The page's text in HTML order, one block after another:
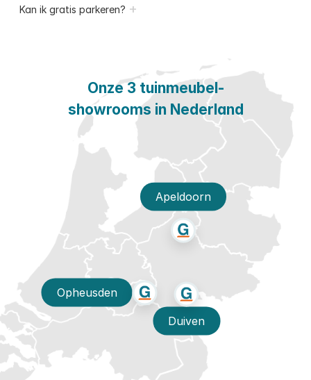
Kan ik gratis parkeren? +
Onze 3 tuinmeubel-
showrooms in Nederland
Apeldoorn
Opheusden
Duiven